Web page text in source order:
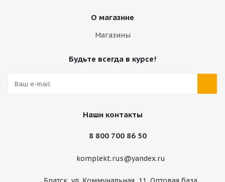
О магазине
Магазины
Будьте всегда в курсе!
Наши контакты
8 800 700 86 50
komplekt.rus@yandex.ru